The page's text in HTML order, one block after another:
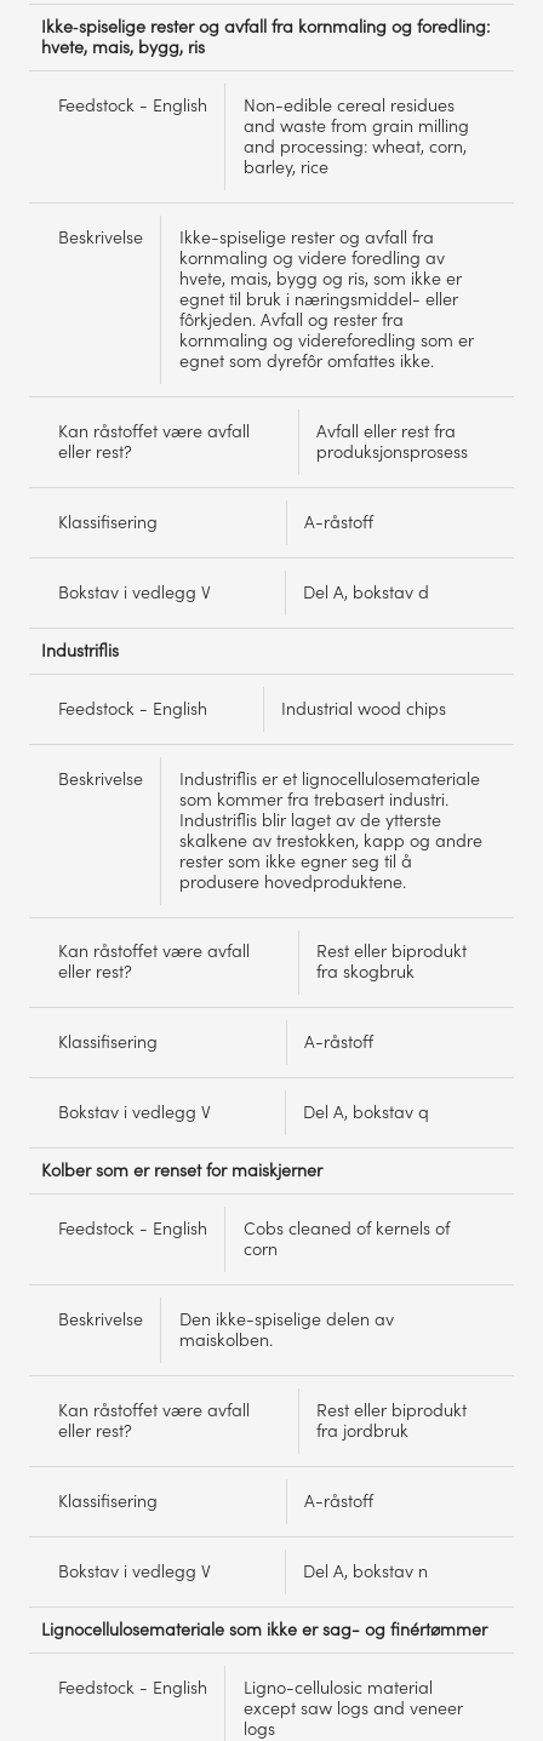
Ikke‑spiselige rester og avfall fra kornmaling og foredling:
hvete, mais, bygg, ris
Feedstock - English
Non-edible cereal residues
and waste from grain milling
and processing: wheat, corn,
barley, rice
Beskrivelse
Ikke-spiselige rester og avfall fra
kornmaling og videre foredling av
hvete, mais, bygg og ris, som ikke er
egnet til bruk i næringsmiddel- eller
fôrkjeden. Avfall og rester fra
kornmaling og videreforedling som er
egnet som dyrefôr omfattes ikke.
Kan råstoffet være avfall
eller rest?
Avfall eller rest fra
produksjonsprosess
Klassifisering A-råstoff
Bokstav i vedlegg V Del A, bokstav d
Industriflis
Feedstock - English Industrial wood chips
Beskrivelse
Industriflis er et lignocellulosemateriale
som kommer fra trebasert industri.
Industriflis blir laget av de ytterste
skalkene av trestokken, kapp og andre
rester som ikke egner seg til å
produsere hovedproduktene.
Kan råstoffet være avfall
eller rest?
Rest eller biprodukt
fra skogbruk
Klassifisering A-råstoff
Bokstav i vedlegg V Del A, bokstav q
Kolber som er renset for maiskjerner
Feedstock - English
Cobs cleaned of kernels of
corn
Beskrivelse
Den ikke-spiselige delen av
maiskolben.
Kan råstoffet være avfall
eller rest?
Rest eller biprodukt
fra jordbruk
Klassifisering A-råstoff
Bokstav i vedlegg V Del A, bokstav n
Lignocellulosemateriale som ikke er sag- og finértømmer
Feedstock - English
Ligno-cellulosic material
except saw logs and veneer
logs